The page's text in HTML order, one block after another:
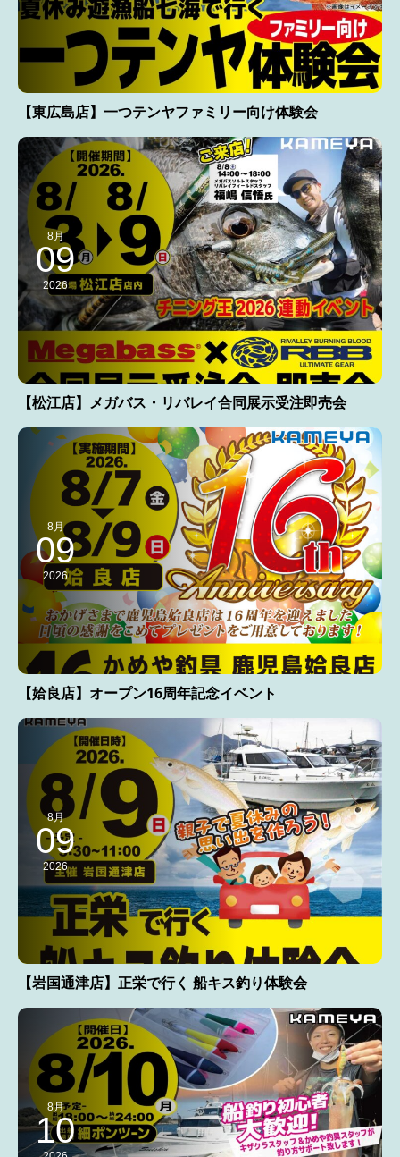
【東広島店】一つテンヤファミリー向け体験会
8月
09
2026
【松江店】メガバス・リバレイ合同展示受注即売会
8月
09
2026
【姶良店】オープン16周年記念イベント
8月
09
2026
【岩国通津店】正栄で行く 船キス釣り体験会
8月
10